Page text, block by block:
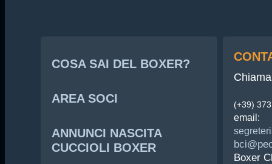
COSA SAI DEL BOXER?
AREA SOCI
ANNUNCI NASCITA
CUCCIOLI BOXER
(+39)
email:
Boxer